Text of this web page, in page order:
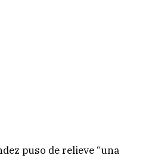
puso de relieve “una